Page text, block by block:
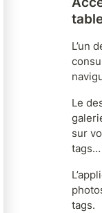
L’un
Le
sur
tags…
tags.